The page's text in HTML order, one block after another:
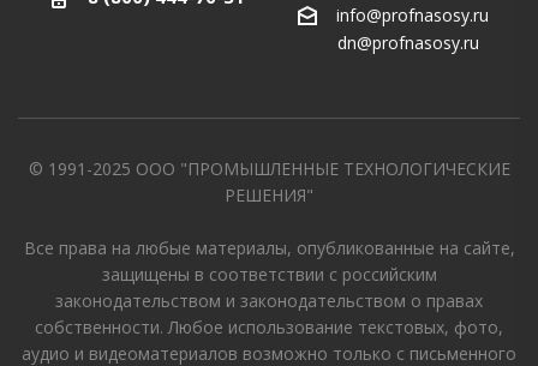
info@profnasosy.ru
dn@profnasosy.ru
© 1991-2025 ООО "ПРОМЫШЛЕННЫЕ ТЕХНОЛОГИЧЕСКИЕ
РЕШЕНИЯ"
Все права на любые материалы, опубликованные на сайте,
защищены в соответствии с российским
законодательством и законодательством о правах
собственности. Любое использование текстовых, фото,
аудио и видеоматериалов возможно только с письменного